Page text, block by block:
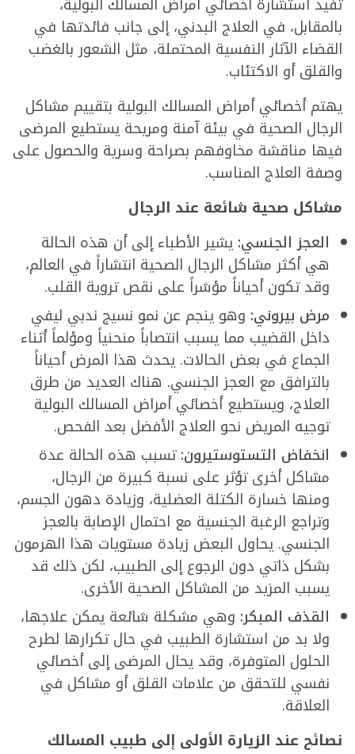
بالمقابل، في العلاج البدني، إلى جانب فائدتها في
القضاء الآثار النفسية المحتملة، مثل الشعور بالغضب
والقلق أو الاكتئاب.
يهتم أخصائي أمراض المسالك البولية بتقييم مشاكل
الرجال الصحية في بيئة آمنة ومريحة يستطيع المرضى
فيها مناقشة مخاوفهم بصراحة وسرية والحصول على
وصفة العلاج المناسب.
مشاكل صحية شائعة عند الرجال
العجز الجنسي: يشير الأطباء إلى أن هذه الحالة
هي أكثر مشاكل الرجال الصحية انتشاراً في العالم،
وقد تكون أحياناً مؤشراً على نقص تروية القلب.
مرض بيروني: وهو ينجم عن نمو نسيج ندبي ليفي
داخل القضيب مما يسبب انتصاباً منحنياً ومؤلماً أثناء
الجماع في بعض الحالات. يحدث هذا المرض أحياناً
بالترافق مع العجز الجنسي. هناك العديد من طرق
العلاج، ويستطيع أخصائي أمراض المسالك البولية
توجيه المريض نحو العلاج الأفضل بعد الفحص.
انخفاض التستوستيرون:تسبب هذه الحالة عدة
مشاكل أخرى تؤثر على نسبة كبيرة من الرجال،
ومنها خسارة الكتلة العضلية، وزيادة دهون الجسم،
وتراجع الرغبة الجنسية مع احتمال الإصابة بالعجز
الجنسي. يحاول البعض زيادة مستويات هذا الهرمون
بشكل ذاتي دون الرجوع إلى الطبيب، لكن ذلك قد
يسبب المزيد من المشاكل الصحية الأخرى.
القذف المبكر: وهي مشكلة شائعة يمكن علاجها،
ولا بد من استشارة الطبيب في حال تكرارها لطرح
الحلول المتوفرة، وقد يحال المرضى إلى أخصائي
نفسي للتحقق من علامات القلق أو مشاكل في
العلاقة.
نصائح عند الزيارة الأولى إلى طبيب المسالك